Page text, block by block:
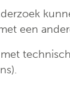
een